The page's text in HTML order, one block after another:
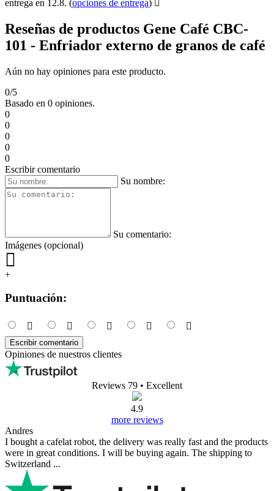
entrega en 12.8. (opciones de entrega)
Reseñas de productos Gene Café CBC-
101 - Enfriador externo de granos de café
Aún no hay opiniones para este producto.
0/5
Basado en 0 opiniones.
0
0
0
0
0
Escribir comentario
Su nombre:
Su comentario:
Imágenes (opcional)
+
Puntuación:
Escribir comentario
Opiniones de nuestros clientes
Reviews 79 • Excellent
4.9
more reviews
Andres
I bought a cafelat robot, the delivery was really fast and the products
were in great conditions. I will be buying again. The shipping to
Switzerland ...